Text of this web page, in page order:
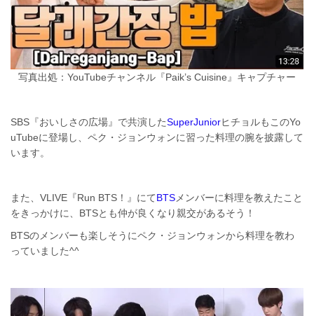
写真出処：YouTubeチャンネル『Paik’s Cuisine』キャプチャー
SBS『おいしさの広場』で共演したSuperJuniorヒチョルもこのYo
uTubeに登場し、ペク・ジョンウォンに習った料理の腕を披露して
います。
また、VLIVE『Run BTS！』にてBTSメンバーに料理を教えたこと
をきっかけに、BTSとも仲が良くなり親交があるそう！
BTSのメンバーも楽しそうにペク・ジョンウォンから料理を教わ
っていました^^